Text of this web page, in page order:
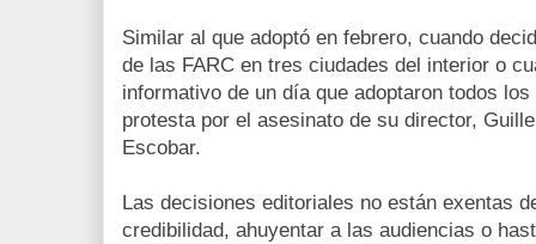
Similar al que adoptó en febrero, cuando
de las FARC en tres ciudades del interior o
informativo de un día que adoptaron todos
protesta por el asesinato de su director,
Escobar.
Las decisiones editoriales no están exentas
credibilidad, ahuyentar a las audiencias o